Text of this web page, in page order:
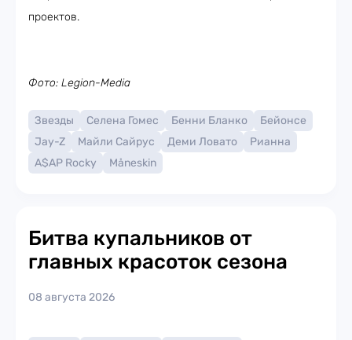
проектов.
Фото: Legion-Media
Звезды Селена Гомес Бенни Бланко
Бейонсе
Jay-Z
Майли Сайрус Деми Ловато
Рианна
A$AP Rocky
Måneskin
Битва купальников от
главных красоток сезона
08 августа 2026